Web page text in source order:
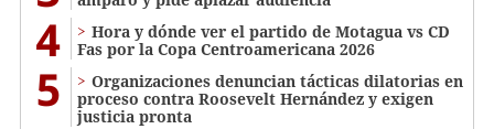
4
Hora y dónde ver el partido de Motagua vs CD
Fas por la Copa Centroamericana 2026
5
Organizaciones denuncian tácticas dilatorias en
proceso contra Roosevelt Hernández y exigen
justicia pronta